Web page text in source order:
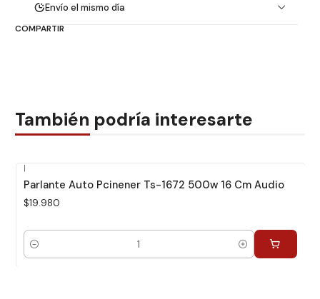
Envío el mismo día
COMPARTIR
También podría interesarte
|
Parlante Auto Pcinener Ts-1672 500w 16 Cm Audio
$19.980
Cantidad